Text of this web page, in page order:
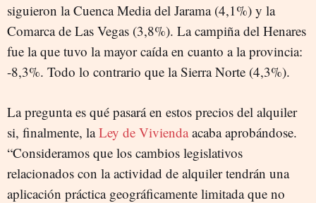
siguieron la Cuenca Media del Jarama (4,1%) y la
Comarca de Las Vegas (3,8%). La campiña del Henares
fue la que tuvo la mayor caída en cuanto a la provincia:
-8,3%. Todo lo contrario que la Sierra Norte (4,3%).
La pregunta es qué pasará en estos precios del alquiler
si, finalmente, laLey de Viviendaacaba aprobándose.
“Consideramos que los cambios legislativos
relacionados con la actividad de alquiler tendrán una
aplicación práctica geográficamente limitada que no